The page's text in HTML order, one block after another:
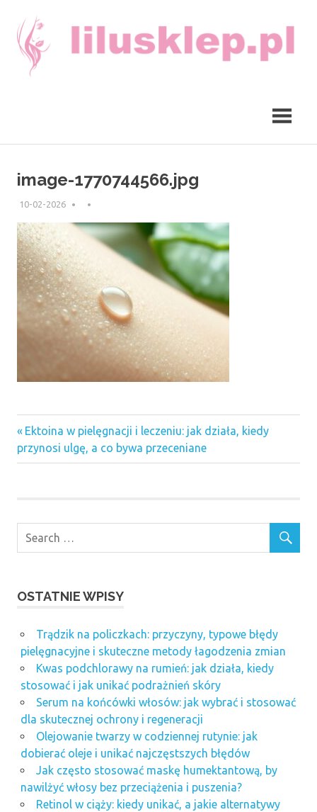
content
image-1770744566.jpg
10-02-2026
Nawigacja
wpisu
Previous
Post:
Ektoina w pielęgnacji i leczeniu: jak działa, kiedy
przynosi ulgę, a co bywa przeceniane
OSTATNIE WPISY
Trądzik na policzkach: przyczyny, typowe błędy
pielęgnacyjne i skuteczne metody łagodzenia zmian
Kwas podchlorawy na rumień: jak działa, kiedy
stosować i jak unikać podrażnień skóry
Serum na końcówki włosów: jak wybrać i stosować
dla skutecznej ochrony i regeneracji
Olejowanie twarzy w codziennej rutynie: jak
dobierać oleje i unikać najczęstszych błędów
Jak często stosować maskę humektantową, by
nawilżyć włosy bez przeciążenia i puszenia?
Retinol w ciąży: kiedy unikać, a jakie alternatywy